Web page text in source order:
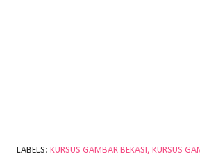
LABELS: KURSUS GAMBAR BEKASI KURSUS